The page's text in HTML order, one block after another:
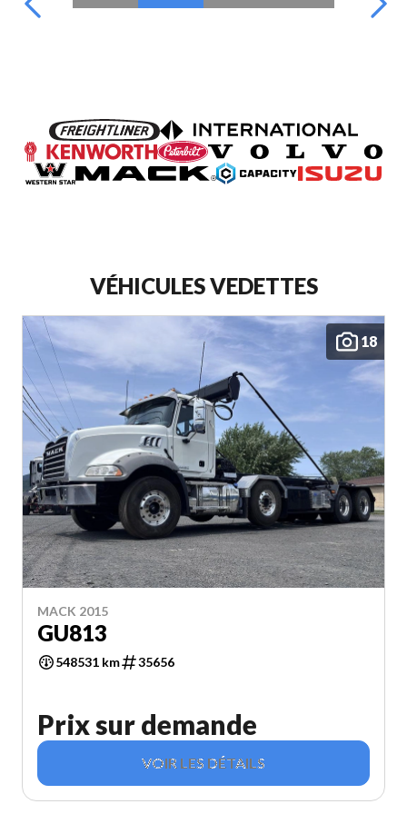
VÉHICULES VEDETTES
18
MACK 2015
GU813
548531 km 35656
Prix sur demande
VOIR LES DÉTAILS